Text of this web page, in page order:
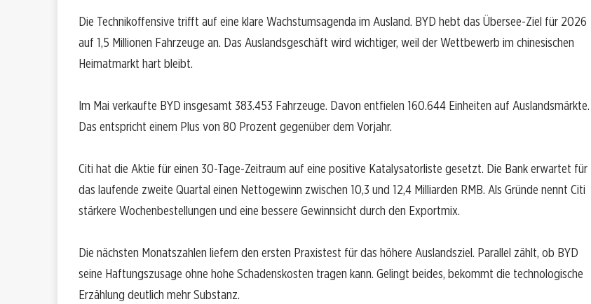
Die Technikoffensive trifft auf eine klare Wachstumsagenda im Ausland. BYD hebt das Übersee-Ziel für 2026
auf 1,5 Millionen Fahrzeuge an. Das Auslandsgeschäft wird wichtiger, weil der Wettbewerb im chinesischen
Heimatmarkt hart bleibt.
Im Mai verkaufte BYD insgesamt 383.453 Fahrzeuge. Davon entfielen 160.644 Einheiten auf Auslandsmärkte.
Das entspricht einem Plus von 80 Prozent gegenüber dem Vorjahr.
Citi hat die Aktie für einen 30-Tage-Zeitraum auf eine positive Katalysatorliste gesetzt. Die Bank erwartet für
das laufende zweite Quartal einen Nettogewinn zwischen 10,3 und 12,4 Milliarden RMB. Als Gründe nennt Citi
stärkere Wochenbestellungen und eine bessere Gewinnsicht durch den Exportmix.
Die nächsten Monatszahlen liefern den ersten Praxistest für das höhere Auslandsziel. Parallel zählt, ob BYD
seine Haftungszusage ohne hohe Schadenskosten tragen kann. Gelingt beides, bekommt die technologische
Erzählung deutlich mehr Substanz.